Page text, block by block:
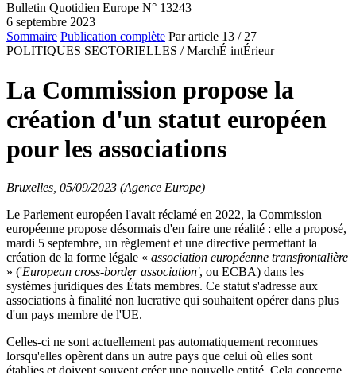
Bulletin Quotidien Europe N° 13243
6 septembre 2023
Sommaire Publication complète Par article 13 / 27
POLITIQUES SECTORIELLES / MarchÉ intÉrieur
La Commission propose la
création d'un statut européen
pour les associations
Bruxelles, 05/09/2023 (Agence Europe)
Le Parlement européen l'avait réclamé en 2022, la Commission
européenne propose désormais d'en faire une réalité : elle a proposé,
mardi 5 septembre, un règlement et une directive permettant la
création de la forme légale « association européenne transfrontalière
» ('European cross-border association', ou ECBA) dans les
systèmes juridiques des États membres. Ce statut s'adresse aux
associations à finalité non lucrative qui souhaitent opérer dans plus
d'un pays membre de l'UE.
Celles-ci ne sont actuellement pas automatiquement reconnues
lorsqu'elles opèrent dans un autre pays que celui où elles sont
établies et doivent souvent créer une nouvelle entité. Cela concerne